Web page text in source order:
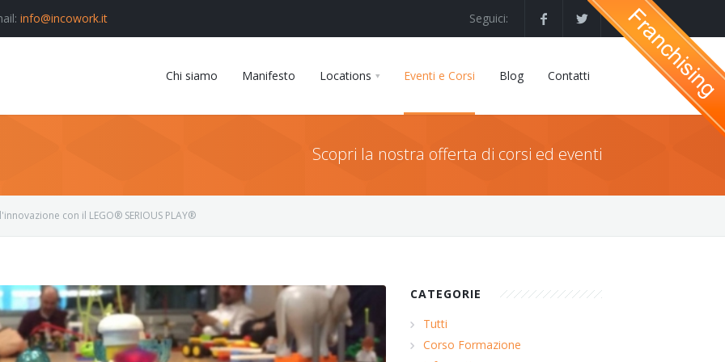
info@incowork.it Seguici:
Chi siamo Manifesto Locations Eventi e Corsi Blog Contatti
Scopri la nostra offerta di corsi ed eventi
con il LEGO® SERIOUS PLAY®
CATEGORIE
Tutti
Corso Formazione